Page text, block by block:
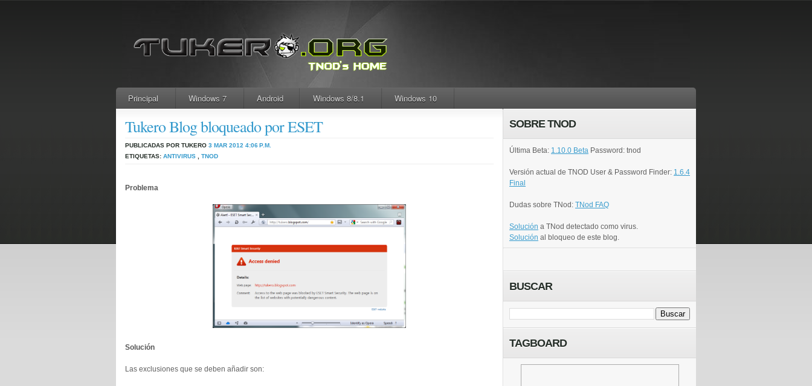
Principal Windows 7 Android Windows 8/8.1 Windows 10
Tukero Blog bloqueado por ESET
PUBLICADAS POR TUKERO 3 MAR 2012 4:06 P.M.
ETIQUETAS: ANTIVIRUS TNOD
Problema
Solución
Las exclusiones que se deben añadir son:
SOBRE TNOD
Última Beta: 1.10.0 Beta Password: tnod
Versión actual de TNOD User & Password Finder: 1.6.4
Final
Dudas sobre TNod: TNod FAQ
Solución a TNod detectado como virus.
Solución al bloqueo de este blog.
BUSCAR
TAGBOARD